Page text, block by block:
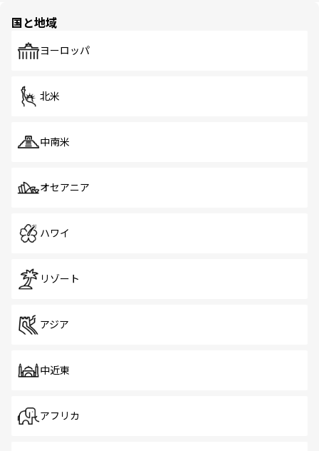
で、ホーカーズは地元の風情を楽しめる外せないスポット
国と地域
ヨーロッパ
北米
中南米
オセアニア
ハワイ
リゾート
アジア
中近東
アフリカ